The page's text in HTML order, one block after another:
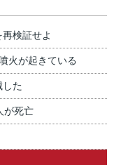
検証せよ
火が起きている
した
が死亡